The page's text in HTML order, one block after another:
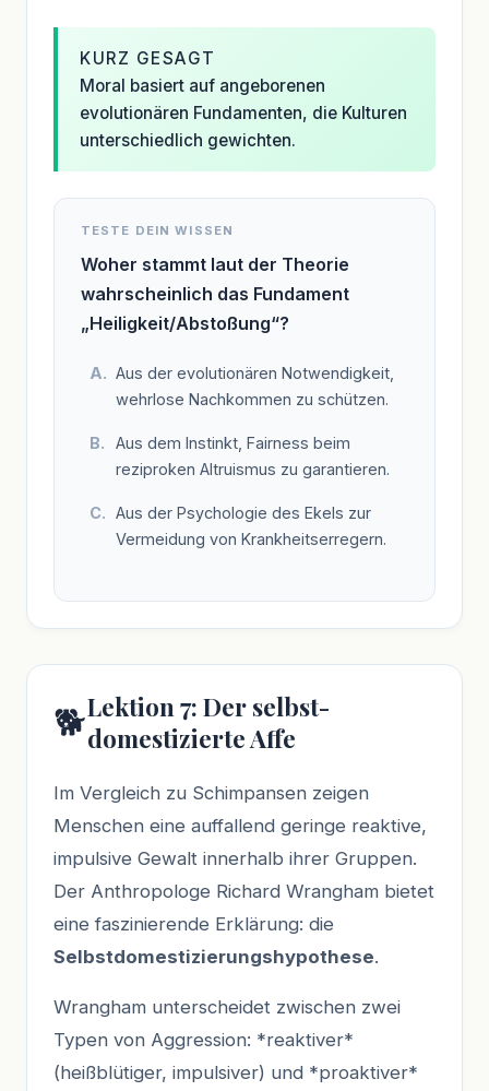
KURZ GESAGT
Moral basiert auf angeborenen
evolutionären Fundamenten, die Kulturen
unterschiedlich gewichten.
TESTE DEIN WISSEN
Woher stammt laut der Theorie
wahrscheinlich das Fundament
„Heiligkeit/Abstoßung“?
Aus der evolutionären Notwendigkeit,
wehrlose Nachkommen zu schützen.
Aus dem Instinkt, Fairness beim
reziproken Altruismus zu garantieren.
Aus der Psychologie des Ekels zur
Vermeidung von Krankheitserregern.
🐕Lektion 7: Der selbst-
domestizierte Affe
Im Vergleich zu Schimpansen zeigen
Menschen eine auffallend geringe reaktive,
impulsive Gewalt innerhalb ihrer Gruppen.
Der Anthropologe Richard Wrangham bietet
eine faszinierende Erklärung: die
Selbstdomestizierungshypothese.
Wrangham unterscheidet zwischen zwei
Typen von Aggression: *reaktiver*
(heißblütiger, impulsiver) und *proaktiver*